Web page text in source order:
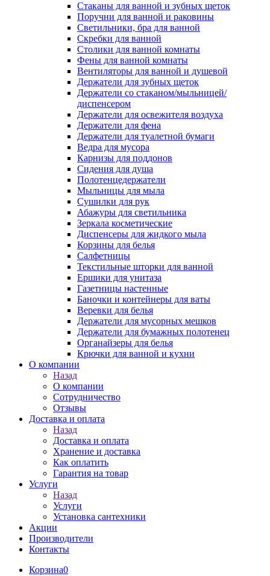
Стаканы для ванной и зубных щеток
Поручни для ванной и раковины
Светильники, бра для ванной
Скребки для ванной
Столики для ванной комнаты
Фены для ванной комнаты
Вентиляторы для ванной и душевой
Держатели для зубных щеток
Держатели со стаканом/мыльницей/
диспенсером
Держатели для освежителя воздуха
Держатели для фена
Держатели для туалетной бумаги
Ведра для мусора
Карнизы для поддонов
Сидения для душа
Полотенцедержатели
Мыльницы для мыла
Сушилки для рук
Абажуры для светильника
Зеркала косметические
Диспенсеры для жидкого мыла
Корзины для белья
Салфетницы
Текстильные шторки для ванной
Ершики для унитаза
Газетницы настенные
Баночки и контейнеры для ваты
Веревки для белья
Держатели для мусорных мешков
Держатели для бумажных полотенец
Органайзеры для белья
Крючки для ванной и кухни
О компании
Назад
О компании
Сотрудничество
Отзывы
Доставка и оплата
Назад
Доставка и оплата
Хранение и доставка
Как оплатить
Гарантия на товар
Услуги
Назад
Услуги
Установка сантехники
Акции
Производители
Контакты
Корзина0